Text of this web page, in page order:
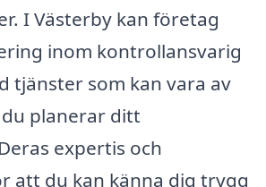
I Västerby kan företag
inom kontrollansvarig
tjänster som kan vara av
planerar ditt
expertis och
att du kan känna dig trygg